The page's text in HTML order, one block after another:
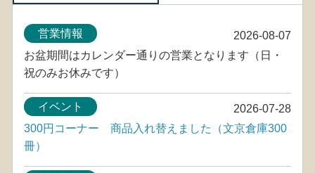
2026-08-07
営業情報
お盆期間はカレンダー通りの営業となります（日・
祝のみお休みです）
2026-07-28
イベント
300円コーナー 商品入れ替えました（文京倉庫300
冊）